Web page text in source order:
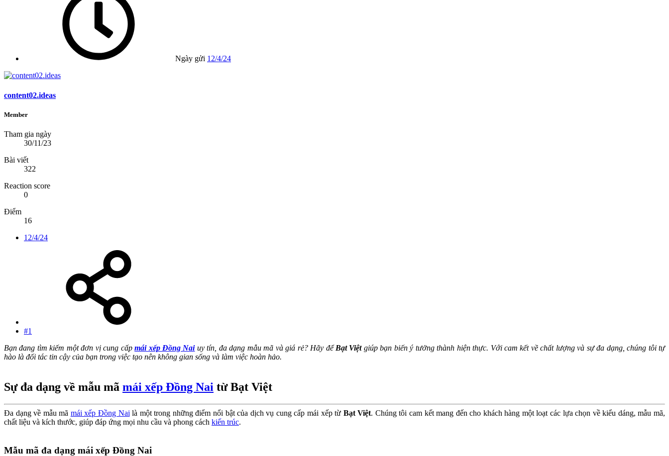
Ngày gửi 12/4/24
content02.ideas
Member
Tham gia ngày
30/11/23
Bài viết
322
Reaction score
0
Điểm
16
12/4/24
#1
Bạn đang tìm kiếm một đơn vị cung cấpmái xếp Đồng Naiuy tín, đa dạng mẫu mã và giá rẻ? Hãy đểBạt Việtgiúp bạn biến ý tưởng thành hiện thực. Với cam kết về chất lượng và sự đa dạng, chúng tôi tự
hào là đối tác tin cậy của bạn trong việc tạo nên không gian sống và làm việc hoàn hảo.
Sự đa dạng về mẫu mã mái xếp Đồng Nai từ Bạt Việt
Đa dạng về mẫu mã mái xếp Đồng Nai là một trong những điểm nổi bật của dịch vụ cung cấp mái xếp từ Bạt Việt. Chúng tôi cam kết mang đến cho khách hàng một loạt các lựa chọn về kiểu dáng, mẫu mã,
chất liệu và kích thước, giúp đáp ứng mọi nhu cầu và phong cách kiến trúc.
Mẫu mã đa dạng mái xếp Đồng Nai